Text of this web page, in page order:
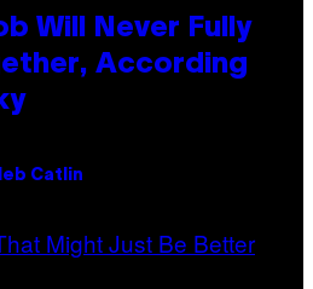
Will Never Fully
According
Catlin